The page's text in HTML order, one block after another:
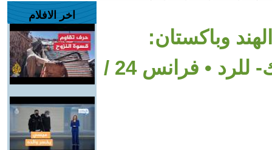
وباكستان:
مودي يمنح الجيش -حرية التحرك- للرد • فرانس 24 /
اخر الافلام